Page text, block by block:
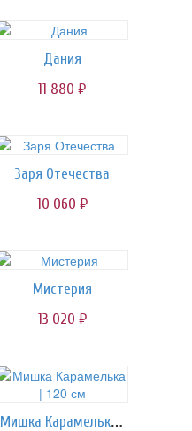
Дания
11 880 руб.
Заря Отечества
10 060 руб.
Мистерия
13 020 руб.
Мишка Карамелька | 120 см